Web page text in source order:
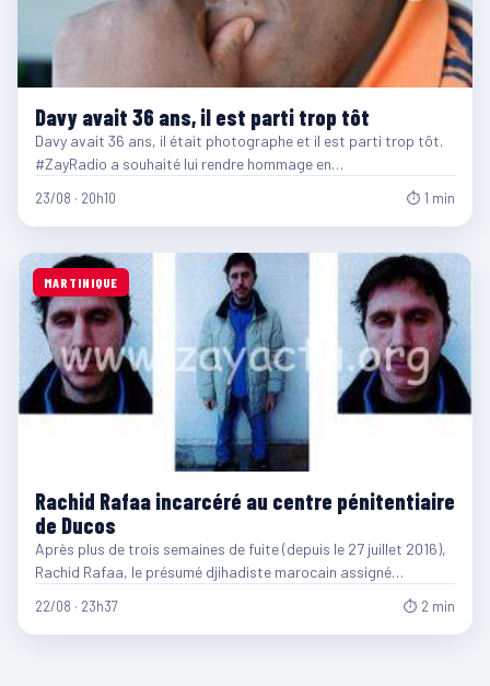
Davy avait 36 ans, il est parti trop tôt
Davy avait 36 ans, il était photographe et il est parti trop tôt.
#ZayRadio a souhaité lui rendre hommage en…
23/08 · 20h10 ⏱ 1 min
MARTINIQUE
Rachid Rafaa incarcéré au centre pénitentiaire
de Ducos
Après plus de trois semaines de fuite (depuis le 27 juillet 2016),
Rachid Rafaa, le présumé djihadiste marocain assigné…
22/08 · 23h37 ⏱ 2 min